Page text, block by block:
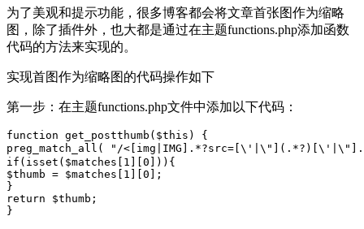
为了美观和提示功能，很多博客都会将文章首张图作为缩略
图，除了插件外，也大都是通过在主题functions.php添加函数
代码的方法来实现的。
实现首图作为缩略图的代码操作如下
第一步：在主题functions.php文件中添加以下代码：
function get_postthumb($this) {
preg_match_all( "/
if(isset($matches[1][0])){
$thumb = $matches[1][0];
}
return $thumb;